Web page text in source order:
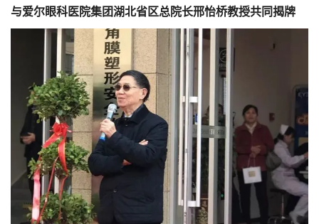
与爱尔眼科医院集团湖北省区总院长邢怡桥教授共同揭牌